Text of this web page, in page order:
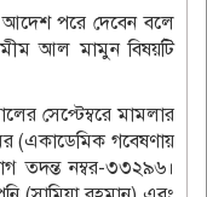
আদেশ পরে দেবেন বলে
আল মামুন বিষয়টি
সেপ্টেম্বরে মামলার
(একাডেমিক গবেষণায়
তদন্ত নম্বর-৩৩২৯৬।